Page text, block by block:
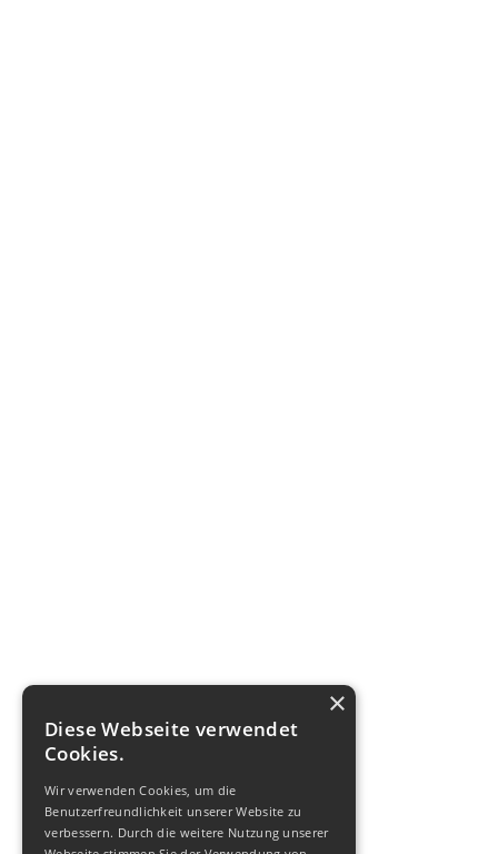
×
Diese Webseite verwendet
Cookies.
Wir verwenden Cookies, um die
Benutzerfreundlichkeit unserer Website zu
verbessern. Durch die weitere Nutzung unserer